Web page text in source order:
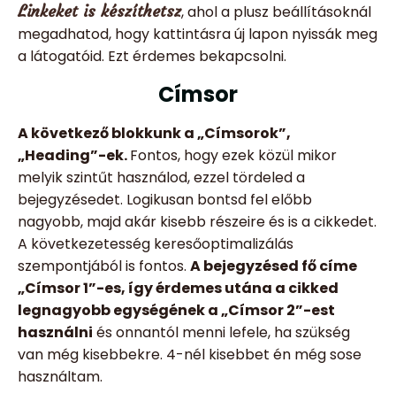
Linkeket is készíthetsz, ahol a plusz beállításoknál
megadhatod, hogy kattintásra új lapon nyissák meg
a látogatóid. Ezt érdemes bekapcsolni.
Címsor
A következő blokkunk a „Címsorok”,
„Heading”-ek.Fontos, hogy ezek közül mikor
melyik szintűt használod, ezzel tördeled a
bejegyzésedet. Logikusan bontsd fel előbb
nagyobb, majd akár kisebb részeire és is a cikkedet.
A következetesség keresőoptimalizálás
szempontjából is fontos. A bejegyzésed fő címe
„Címsor 1”-es, így érdemes utána a cikked
legnagyobb egységének a „Címsor 2”-est
használni és onnantól menni lefele, ha szükség
van még kisebbekre. 4-nél kisebbet én még sose
használtam.